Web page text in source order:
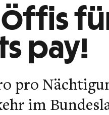
pay!
pro
im